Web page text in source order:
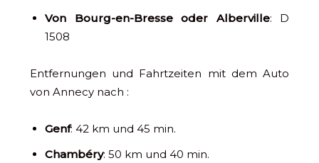
Von Bourg-en-Bresse oder Alberville: D
1508
Entfernungen und Fahrtzeiten mit dem Auto
von Annecy nach :
Genf: 42 km und 45 min.
Chambéry: 50 km und 40 min.